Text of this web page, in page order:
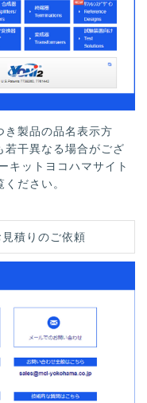
き製品の品名表示方
若干異なる場合がござ
キットヨコハマサイト
ださい。
積りのご依頼